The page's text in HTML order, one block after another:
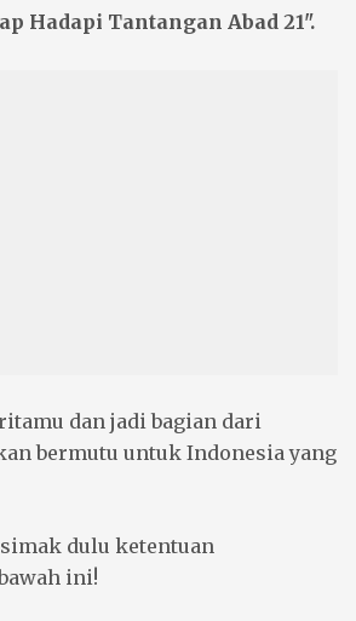
Hadapi Tantangan Abad 21".
dan jadi bagian dari
bermutu untuk Indonesia yang
dulu ketentuan
ini!